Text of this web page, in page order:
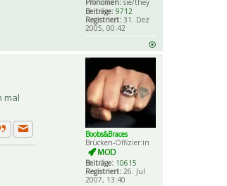
Pronomen: sie/they
Beiträge: 9712
Registriert: 31. Dez
2005, 00:42
Boobs&Braces
Brücken-Offizier:in
Beiträge: 10615
Registriert: 26. Jul
2007, 13:40
mal
Private Nachricht senden